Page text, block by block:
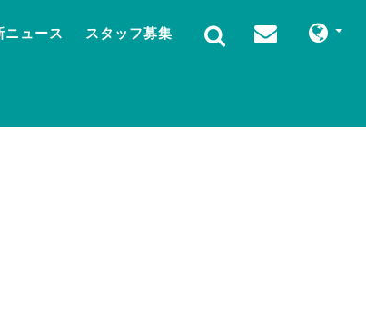
ニュース スタッフ募集